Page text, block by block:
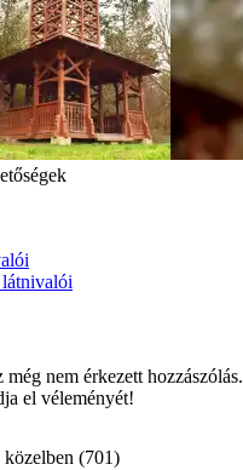
nem érkezett hozzászólás.
el véleményét!
(701)